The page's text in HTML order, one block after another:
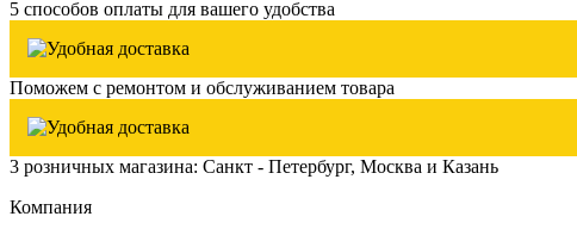
5 способов оплаты для вашего удобства
Поможем с ремонтом и обслуживанием товара
3 розничных магазина: Санкт - Петербург, Москва и Казань
Компания